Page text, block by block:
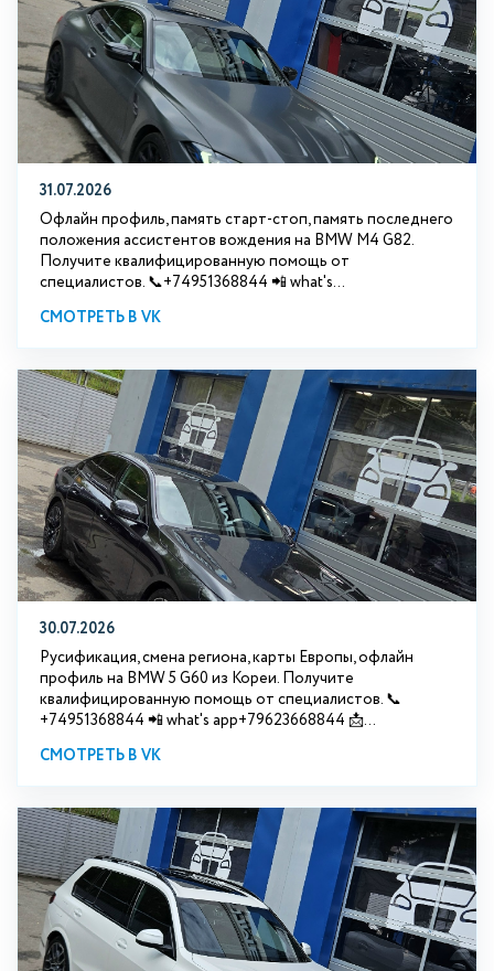
31.07.2026
Офлайн профиль, память старт-стоп, память последнего
положения ассистентов вождения на BMW М4 G82.
Получите квалифицированную помощь от
специалистов. 📞+74951368844 📲 what's...
СМОТРЕТЬ В VK
30.07.2026
Русификация, смена региона, карты Европы, офлайн
профиль на BMW 5 G60 из Кореи. Получите
квалифицированную помощь от специалистов. 📞
+74951368844 📲 what's app+79623668844 📩...
СМОТРЕТЬ В VK